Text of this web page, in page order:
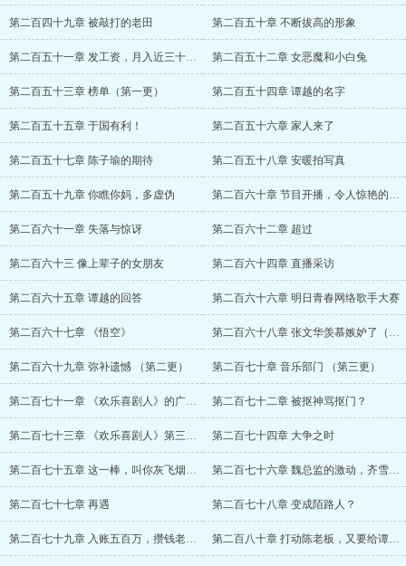
第二百四十九章 被敲打的老田 第二百五十章 不断拔高的形象
第二百五十一章 发工资，月入近三十万的大 第二百五十二章 女恶魔和小白兔
第二百五十三章 榜单（第一更） 第二百五十四章 谭越的名字
第二百五十五章 于国有利！ 第二百五十六章 家人来了
第二百五十七章 陈子瑜的期待 第二百五十八章 安暖拍写真
第二百五十九章 你瞧你妈，多虚伪 第二百六十章 节目开播，令人惊艳的创作才
第二百六十一章 失落与惊讶 第二百六十二章 超过
第二百六十三 像上辈子的女朋友 第二百六十四章 直播采访
第二百六十五章 谭越的回答 第二百六十六章 明日青春网络歌手大赛
第二百六十七章 《悟空》 第二百六十八章 张文华羡慕嫉妒了（第一更
第二百六十九章 弥补遗憾 （第二更） 第二百七十章 音乐部门 （第三更）
第二百七十一章 《欢乐喜剧人》的广告费 第二百七十二章 被抠神骂抠门？
第二百七十三章 《欢乐喜剧人》第三期播出 第二百七十四章 大争之时
第二百七十五章 这一棒，叫你灰飞烟灭！ 第二百七十六章 魏总监的激动，齐雪来京
第二百七十七章 再遇 第二百七十八章 变成陌路人？
第二百七十九章 入账五百万，攒钱老婆本 第二百八十章 打动陈老板，又要给谭越升职